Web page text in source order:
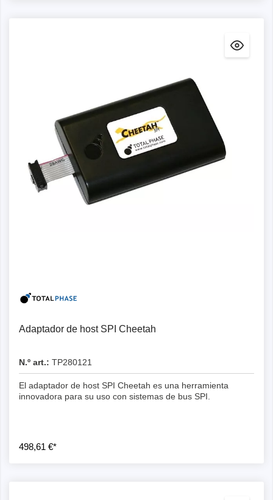
Adaptador de host SPI Cheetah
N.º art.: TP280121
El adaptador de host SPI Cheetah es una herramienta
innovadora para su uso con sistemas de bus SPI.
498,61 €*